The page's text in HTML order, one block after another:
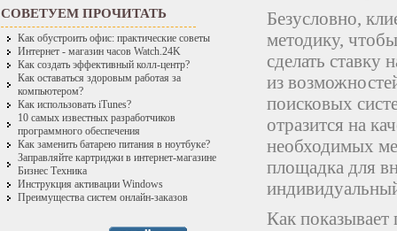
СОВЕТУЕМ ПРОЧИТАТЬ
Как обустроить офис: практические советы
Интернет - магазин часов Watch.24K
Как создать эффективный колл-центр?
Как оставаться здоровым работая за
компьютером?
Как использовать iTunes?
10 самых известных разработчиков
программного обеспечения
Как заменить батарею питания в ноутбуке?
Заправляйте картриджи в интернет-магазине
Бизнес Техника
Инструкция активации Windows
Преимущества систем онлайн-заказов
Безусловно,
методику,
сделать ставку
из
поисковых
отразится на
необходимых
площадка для
Как показывает